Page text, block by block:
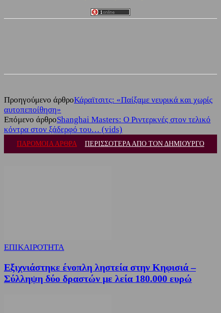
Προηγούμενο άρθροΚάραϊτσιτς: «Παίξαμε νευρικά και χωρίς
αυτοπεποίθηση»
Επόμενο άρθροShanghai Masters: Ο Ριντερκνές στον τελικό
κόντρα στον ξάδερφό του… (vids)
ΠΑΡΟΜΟΙΑ ΑΡΘΡΑ ΠΕΡΙΣΣΟΤΕΡΑ ΑΠΟ ΤΟΝ ΔΗΜΙΟΥΡΓΟ
ΕΠΙΚΑΙΡΟΤΗΤΑ
Εξιχνιάστηκε ένοπλη ληστεία στην Κηφισιά –
Σύλληψη δύο δραστών με λεία 180.000 ευρώ